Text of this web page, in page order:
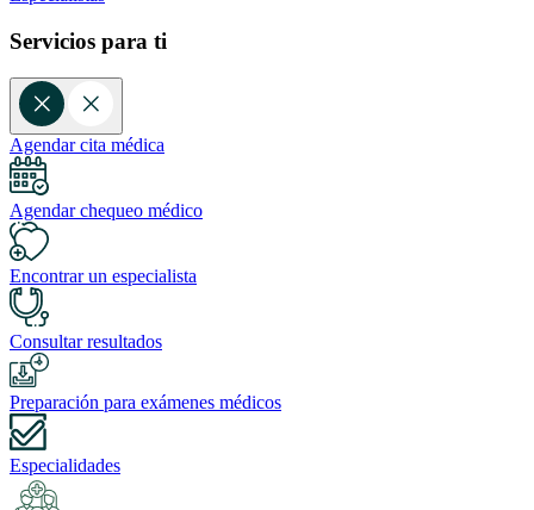
Servicios para ti
Agendar cita médica
Agendar chequeo médico
Encontrar un especialista
Consultar resultados
Preparación para exámenes médicos
Especialidades